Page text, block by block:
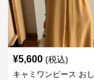
¥5,600 (税込)
キャミワンピース お